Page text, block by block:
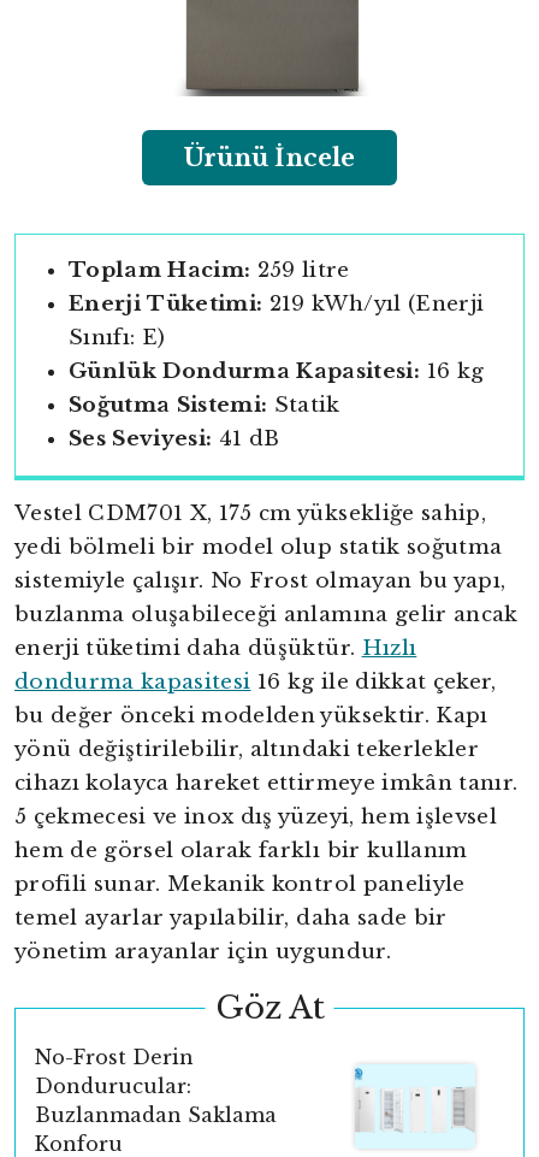
Ürünü İncele
Toplam Hacim: 259 litre
Enerji Tüketimi: 219 kWh/yıl (Enerji
Sınıfı: E)
Günlük Dondurma Kapasitesi: 16 kg
Soğutma Sistemi: Statik
Ses Seviyesi: 41 dB
Vestel CDM701 X, 175 cm yüksekliğe sahip,
yedi bölmeli bir model olup statik soğutma
sistemiyle çalışır. No Frost olmayan bu yapı,
buzlanma oluşabileceği anlamına gelir ancak
enerji tüketimi daha düşüktür. Hızlı
dondurma kapasitesi 16 kg ile dikkat çeker,
bu değer önceki modelden yüksektir. Kapı
yönü değiştirilebilir, altındaki tekerlekler
cihazı kolayca hareket ettirmeye imkân tanır.
5 çekmecesi ve inox dış yüzeyi, hem işlevsel
hem de görsel olarak farklı bir kullanım
profili sunar. Mekanik kontrol paneliyle
temel ayarlar yapılabilir, daha sade bir
yönetim arayanlar için uygundur.
Göz At
No-Frost Derin
Dondurucular:
Buzlanmadan Saklama
Konforu